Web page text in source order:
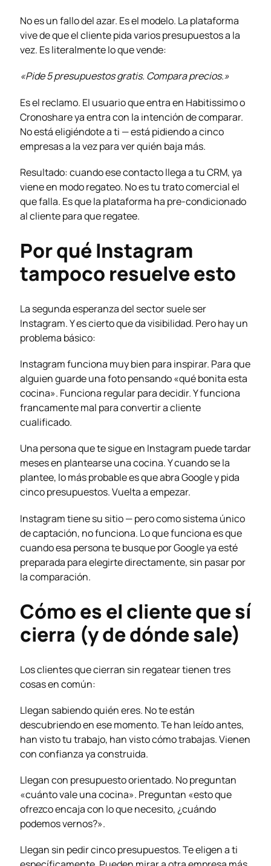
No es un fallo del azar. Es el modelo. La plataforma
vive de que el cliente pida varios presupuestos a la
vez. Es literalmente lo que vende:
«Pide 5 presupuestos gratis. Compara precios.»
Es el reclamo. El usuario que entra en Habitissimo o
Cronoshare ya entra con la intención de comparar.
No está eligiéndote a ti — está pidiendo a cinco
empresas a la vez para ver quién baja más.
Resultado: cuando ese contacto llega a tu CRM, ya
viene en modo regateo. No es tu trato comercial el
que falla. Es que la plataforma ha pre-condicionado
al cliente para que regatee.
Por qué Instagram
tampoco resuelve esto
La segunda esperanza del sector suele ser
Instagram. Y es cierto que da visibilidad. Pero hay un
problema básico:
Instagram funciona muy bien para inspirar. Para que
alguien guarde una foto pensando «qué bonita esta
cocina». Funciona regular para decidir. Y funciona
francamente mal para convertir a cliente
cualificado.
Una persona que te sigue en Instagram puede tardar
meses en plantearse una cocina. Y cuando se la
plantee, lo más probable es que abra Google y pida
cinco presupuestos. Vuelta a empezar.
Instagram tiene su sitio — pero como sistema único
de captación, no funciona. Lo que funciona es que
cuando esa persona te busque por Google ya esté
preparada para elegirte directamente, sin pasar por
la comparación.
Cómo es el cliente que sí
cierra (y de dónde sale)
Los clientes que cierran sin regatear tienen tres
cosas en común:
Llegan sabiendo quién eres. No te están
descubriendo en ese momento. Te han leído antes,
han visto tu trabajo, han visto cómo trabajas. Vienen
con confianza ya construida.
Llegan con presupuesto orientado. No preguntan
«cuánto vale una cocina». Preguntan «esto que
ofrezco encaja con lo que necesito, ¿cuándo
podemos vernos?».
Llegan sin pedir cinco presupuestos. Te eligen a ti